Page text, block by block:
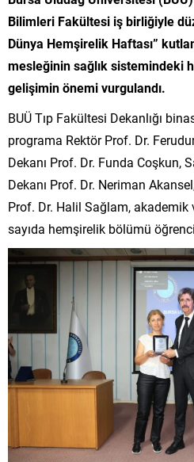
Bilimleri Fakültesi iş birliğiyle
Dünya Hemşirelik Haftası”
mesleğinin sağlık sistemindeki
gelişimin önemi vurgulandı.
BUÜ Tıp Fakültesi Dekanlığı
programa Rektör Prof. Dr.
Dekanı Prof. Dr. Funda Coşkun,
Dekanı Prof. Dr. Neriman
Prof. Dr. Halil Sağlam,
sayıda hemşirelik bölümü